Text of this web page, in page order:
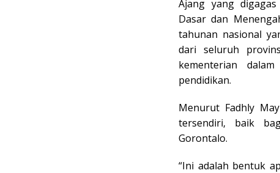
Ajang yang
Dasar dan
tahunan nasional
dari seluruh
kementerian
pendidikan.
Menurut Fadhly
tersendiri, baik
Gorontalo.
“Ini adalah bentuk